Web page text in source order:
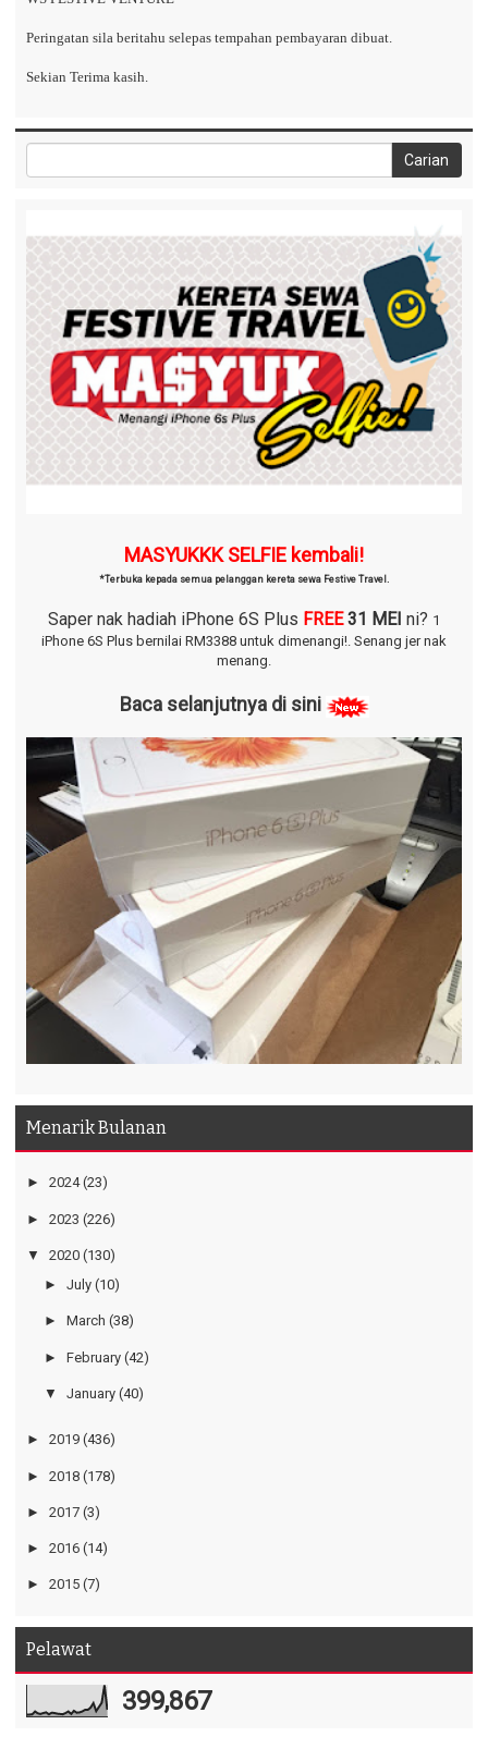
Peringatan sila beritahu selepas tempahan pembayaran dibuat.
Sekian Terima kasih.
MASYUKKK SELFIE kembali!
*Terbuka kepada semua pelanggan kereta sewa Festive Travel.
Saper nak hadiah iPhone 6S Plus FREE 31 MEI ni? 1
iPhone 6S Plus bernilai RM3388 untuk dimenangi!. Senang jer nak
menang.
Baca selanjutnya di sini
Menarik Bulanan
► 2024 (23)
► 2023 (226)
▼ 2020 (130)
► July (10)
► March (38)
► February (42)
▼ January (40)
► 2019 (436)
► 2018 (178)
► 2017 (3)
► 2016 (14)
► 2015 (7)
Pelawat
399,867